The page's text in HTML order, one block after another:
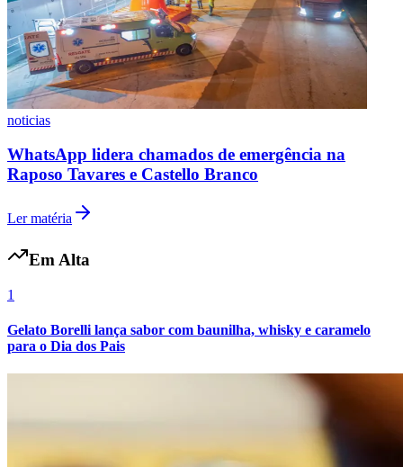
Corinthians
noticias
WhatsApp lidera chamados de emergência na
Raposo Tavares e Castello Branco
Ler matéria
Em Alta
1
Gelato Borelli lança sabor com baunilha, whisky e caramelo
para o Dia dos Pais